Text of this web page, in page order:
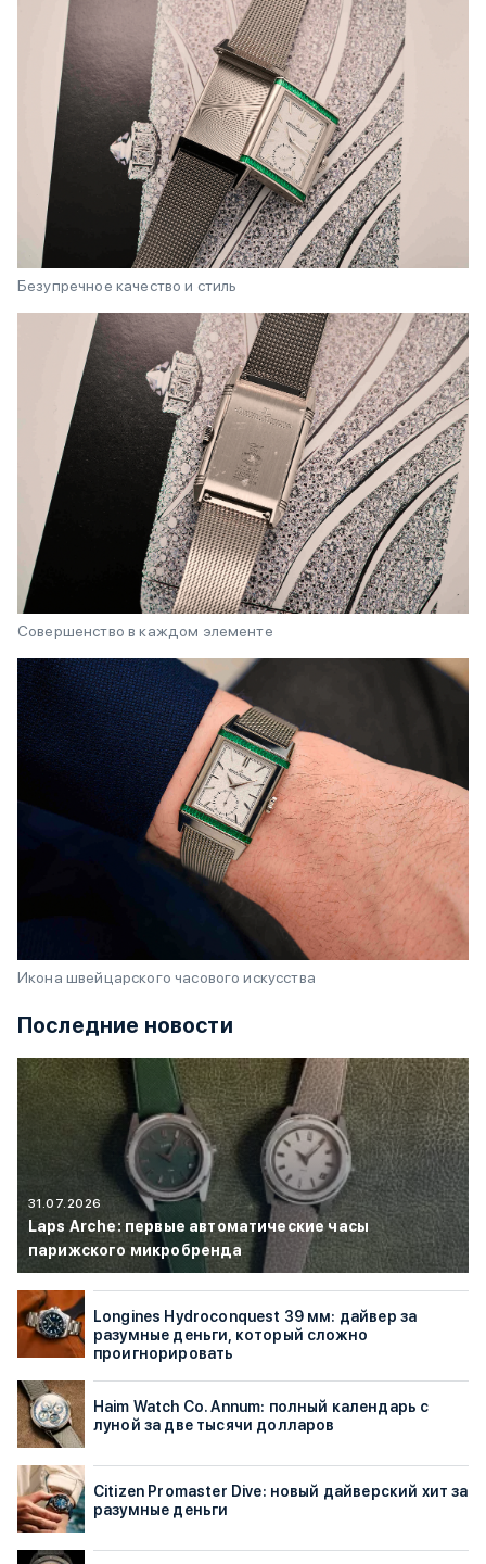
Безупречное качество и стиль
Совершенство в каждом элементе
Икона швейцарского часового искусства
Последние новости
31.07.2026
Laps Arche: первые автоматические часы
парижского микробренда
Longines Hydroconquest 39 мм: дайвер за
разумные деньги, который сложно
проигнорировать
Haim Watch Co. Annum: полный календарь с
луной за две тысячи долларов
Citizen Promaster Dive: новый дайверский хит за
разумные деньги